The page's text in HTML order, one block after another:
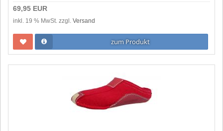
69,95 EUR
inkl. 19 % MwSt. zzgl. Versand
zum Produkt